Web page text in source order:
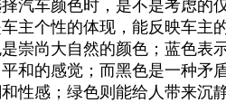
车颜色时，是不是考虑的仅
主个性的体现，能反映车主
崇尚大自然的颜色；蓝色表
和的感觉；而黑色是一种矛
性感；绿色则能给人带来沉